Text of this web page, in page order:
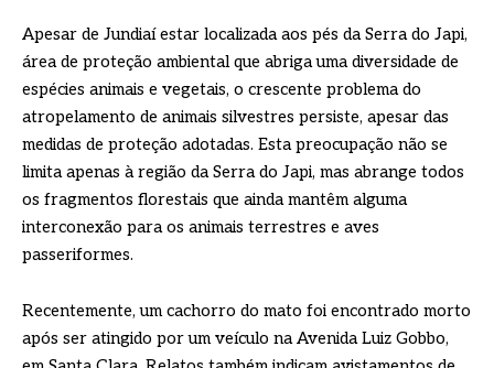
Apesar de Jundiaí estar localizada aos pés da Serra do Japi,
área de proteção ambiental que abriga uma diversidade de
espécies animais e vegetais, o crescente problema do
atropelamento de animais silvestres persiste, apesar das
medidas de proteção adotadas. Esta preocupação não se
limita apenas à região da Serra do Japi, mas abrange todos
os fragmentos florestais que ainda mantêm alguma
interconexão para os animais terrestres e aves
passeriformes.
Recentemente, um cachorro do mato foi encontrado morto
após ser atingido por um veículo na Avenida Luiz Gobbo,